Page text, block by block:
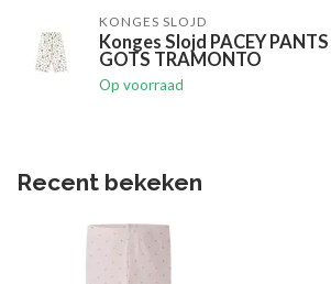
KONGES SLOJD
Konges Slojd PACEY PANTS
GOTS TRAMONTO
Op voorraad
Recent bekeken